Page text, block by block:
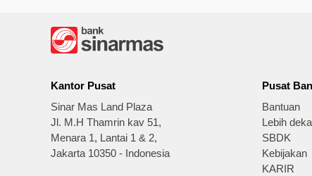
Kantor Pusat
Sinar Mas Land Plaza
Jl. M.H Thamrin kav 51,
Menara 1, Lantai 1 & 2,
Jakarta 10350 - Indonesia
Pusat
Bantuan
Lebih
SBDK
Kebijakan
KARIR